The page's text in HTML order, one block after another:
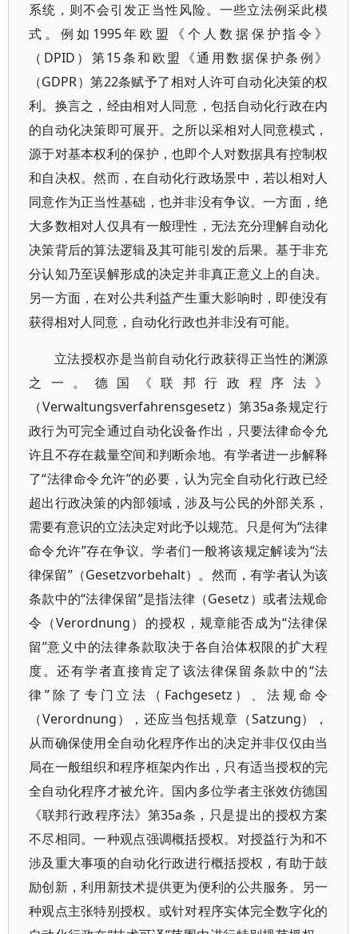
系统，则不会引发正当性风险。一些立法例采此模
式。例如1995年欧盟《个人数据保护指令》
（DPID）第15条和欧盟《通用数据保护条例》
（GDPR）第22条赋予了相对人许可自动化决策的权
利。换言之，经由相对人同意，包括自动化行政在内
的自动化决策即可展开。之所以采相对人同意模式，
源于对基本权利的保护，也即个人对数据具有控制权
和自决权。然而，在自动化行政场景中，若以相对人
同意作为正当性基础，也并非没有争议。一方面，绝
大多数相对人仅具有一般理性，无法充分理解自动化
决策背后的算法逻辑及其可能引发的后果。基于非充
分认知乃至误解形成的决定并非真正意义上的自决。
另一方面，在对公共利益产生重大影响时，即使没有
获得相对人同意，自动化行政也并非没有可能。
立法授权亦是当前自动化行政获得正当性的渊源
之一。德国《联邦行政程序法》
（Verwaltungsverfahrensgesetz）第35a条规定行
政行为可完全通过自动化设备作出，只要法律命令允
许且不存在裁量空间和判断余地。有学者进一步解释
了“法律命令允许”的必要，认为完全自动化行政已经
超出行政决策的内部领域，涉及与公民的外部关系，
需要有意识的立法决定对此予以规范。只是何为“法律
命令允许”存在争议。学者们一般将该规定解读为“法
律保留”（Gesetzvorbehalt）。然而，有学者认为该
条款中的“法律保留”是指法律（Gesetz）或者法规命
令（Verordnung）的授权，规章能否成为“法律保
留”意义中的法律条款取决于各自治体权限的扩大程
度。还有学者直接肯定了该法律保留条款中的“法
律”除了专门立法（Fachgesetz）、法规命令
（Verordnung），还应当包括规章（Satzung），
从而确保使用全自动化程序作出的决定并非仅仅由当
局在一般组织和程序框架内作出，只有适当授权的完
全自动化程序才被允许。国内多位学者主张效仿德国
《联邦行政程序法》第35a条，只是提出的授权方案
不尽相同。一种观点强调概括授权。对授益行为和不
涉及重大事项的自动化行政进行概括授权，有助于鼓
励创新，利用新技术提供更为便利的公共服务。另一
种观点主张特别授权。或针对程序实体完全数字化的